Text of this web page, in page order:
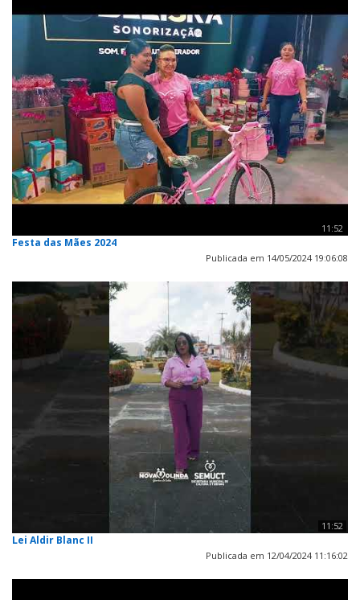
11:52
Festa das Mães 2024
Publicada em 14/05/2024 19:06:08
11:52
Lei Aldir Blanc II
Publicada em 12/04/2024 11:16:02